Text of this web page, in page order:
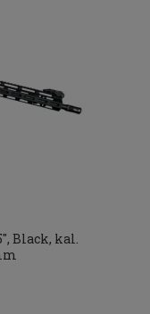
Black, kal.